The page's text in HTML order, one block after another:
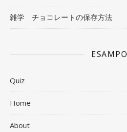
雑学 チョコレートの保存方法
ESAMPO
Quiz
Home
About